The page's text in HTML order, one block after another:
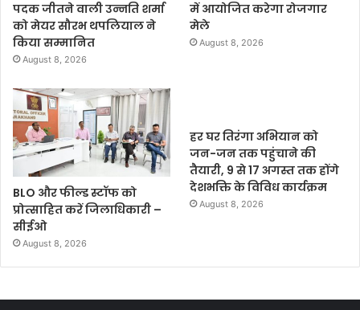
पदक जीतने वाली उन्नति शर्मा
को मेयर सौरभ थपलियाल ने
किया सम्मानित
August 8, 2026
में आयोजित करेगा रोजगार
मेले
August 8, 2026
BLO और फील्ड स्टॉफ को
प्रोत्साहित करें जिलाधिकारी –
सीईओ
August 8, 2026
हर घर तिरंगा अभियान को
जन-जन तक पहुंचाने की
तैयारी, 9 से 17 अगस्त तक होंगे
देशभक्ति के विविध कार्यक्रम
August 8, 2026